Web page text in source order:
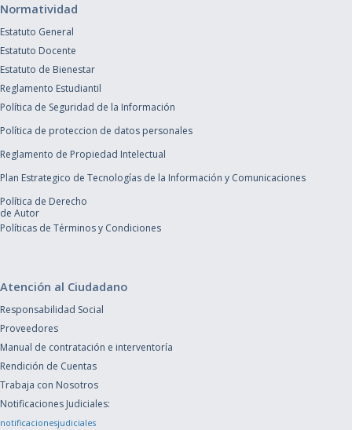
Normatividad
Estatuto General
Estatuto Docente
Estatuto de Bienestar
Reglamento Estudiantil
Política de Seguridad de la Información
Política de proteccion de datos personales
Reglamento de Propiedad Intelectual
Plan Estrategico de Tecnologías de la Información y Comunicaciones
Política de Derecho
de Autor
Políticas de Términos y Condiciones
Atención al Ciudadano
Responsabilidad Social
Proveedores
Manual de contratación e interventoría
Rendición de Cuentas
Trabaja con Nosotros
Notificaciones Judiciales:
notificacionesjudiciales